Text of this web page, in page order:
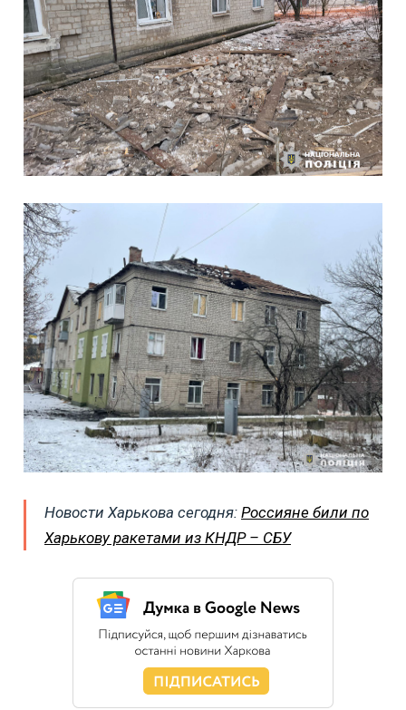
Новости Харькова сегодня: Россияне били по
Харькову ракетами из КНДР – СБУ